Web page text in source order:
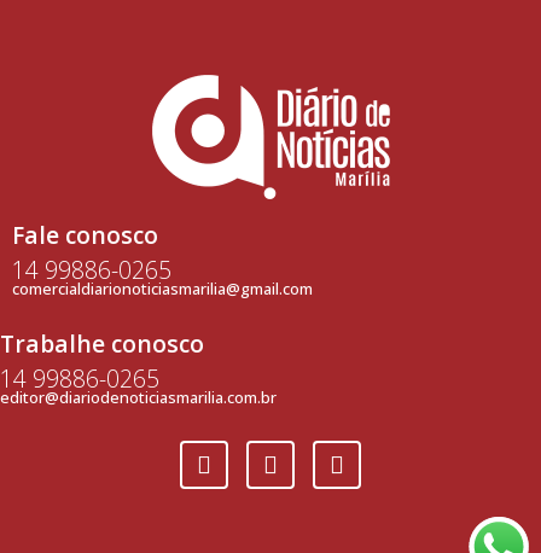
Fale conosco
14 99886-0265
comercialdiarionoticiasmarilia@gmail.com
Trabalhe conosco
14 99886-0265
editor@diariodenoticiasmarilia.com.br